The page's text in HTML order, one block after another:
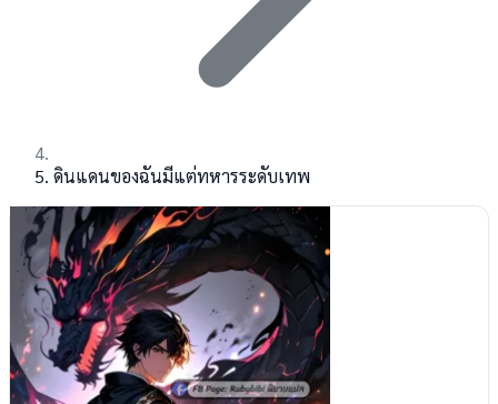
ดินแดนของฉันมีแต่ทหารระดับเทพ